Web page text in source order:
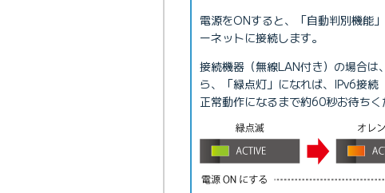
電源をONすると、「自動判別機能
ーネットに接続します。
接続機器（無線LAN付き）の場合
ら、「緑点灯」になれば、IPv6接
正常動作になるまで約60秒お待ちく